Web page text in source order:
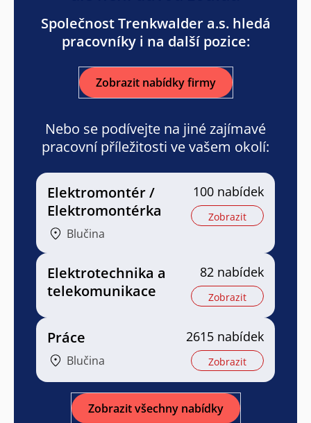
Společnost Trenkwalder a.s. hledá
pracovníky i na další pozice:
Zobrazit nabídky firmy
Nebo se podívejte na jiné zajímavé
pracovní příležitosti ve vašem okolí:
Elektromontér /
Elektromontérka
Blučina
100 nabídek
Zobrazit
Elektrotechnika a
telekomunikace
82 nabídek
Zobrazit
Práce
Blučina
2615 nabídek
Zobrazit
Zobrazit všechny nabídky